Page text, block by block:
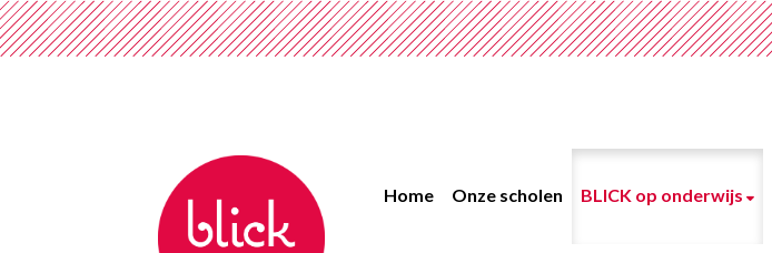
Home Onze scholen BLICK op onderwijs